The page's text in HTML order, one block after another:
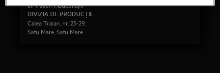
et. 1, sect. 1, București
DIVIZIA DE PRODUCŢIE
Calea Traian, nr. 23-29,
Satu Mare, Satu Mare